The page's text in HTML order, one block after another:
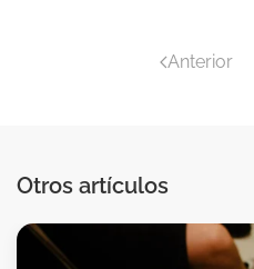
Anterior
Otros artículos